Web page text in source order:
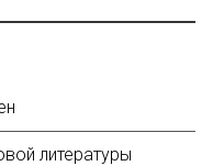
литературы